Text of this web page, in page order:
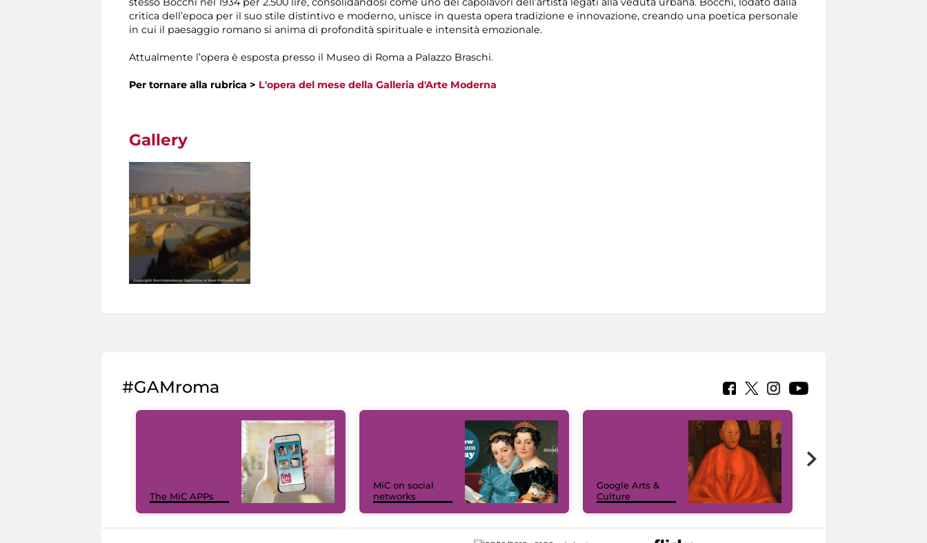
critica dell’epoca per il suo stile distintivo e moderno, unisce in questa opera tradizione e innovazione, creando una poetica personale
in cui il paesaggio romano si anima di profondità spirituale e intensità emozionale.
Attualmente l’opera è esposta presso il Museo di Roma a Palazzo Braschi.
Per tornare alla rubrica > L'opera del mese della Galleria d'Arte Moderna
Gallery
#GAMroma
The MiC APPs
MiC on social
networks
Google Arts &
Culture